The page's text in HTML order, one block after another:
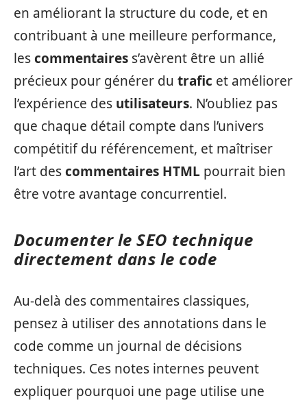
en améliorant la structure du code, et en
contribuant à une meilleure performance,
lescommentaires s’avèrent être un allié
précieux pour générer du trafic et améliorer
l’expérience des utilisateurs. N’oubliez pas
que chaque détail compte dans l’univers
compétitif du référencement, et maîtriser
l’art descommentaires HTML pourrait bien
être votre avantage concurrentiel.
Documenter le SEO technique
directement dans le code
Au-delà des commentaires classiques,
pensez à utiliser des annotations dans le
code comme un journal de décisions
techniques. Ces notes internes peuvent
expliquer pourquoi une page utilise une